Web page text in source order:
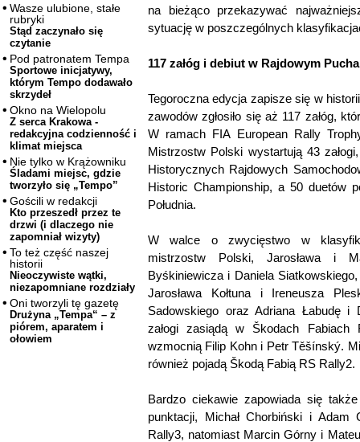
Wasze ulubione, stałe
rubryki
Stąd zaczynało się
czytanie
Pod patronatem Tempa
Sportowe inicjatywy,
którym Tempo dodawało
skrzydeł
Okno na Wielopolu
Z serca Krakowa -
redakcyjna codzienność i
klimat miejsca
Nie tylko w Krążowniku
Śladami miejsc, gdzie
tworzyło się „Tempo”
Gościli w redakcji
Kto przeszedł przez te
drzwi (i dlaczego nie
zapomniał wizyty)
To też część naszej
historii
Nieoczywiste wątki,
niezapomniane rozdziały
Oni tworzyli tę gazetę
Drużyna „Tempa“ – z
piórem, aparatem i
ołowiem
na bieżąco przekazywać
sytuację w poszczególnych
117 załóg i debiut w Rajdowym
Tegoroczna edycja zapisze się w
zawodów zgłosiło się aż 117 załóg,
W ramach FIA European Rally
Mistrzostw Polski wystartują 43
Historycznych Rajdowych
Historic Championship, a 50 duetów
Południa.
W walce o zwycięstwo w
mistrzostw Polski, Jarosława i
Byśkiniewicza i Daniela
Jarosława Kołtuna i Ireneusza
Sadowskiego oraz Adriana Łabudę
załogi zasiądą w Škodach Fabiach
wzmocnią Filip Kohn i Petr Těšínský.
również pojadą Škodą Fabią RS Rally2.
Bardzo ciekawie zapowiada się
punktacji, Michał Chorbiński i Adam
Rally3, natomiast Marcin Górny i